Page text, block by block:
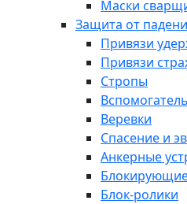
Маски
Защита от
Привязи
Привязи
Стропы
Веревки
Спасение и
Анкерные
Блок-ролики